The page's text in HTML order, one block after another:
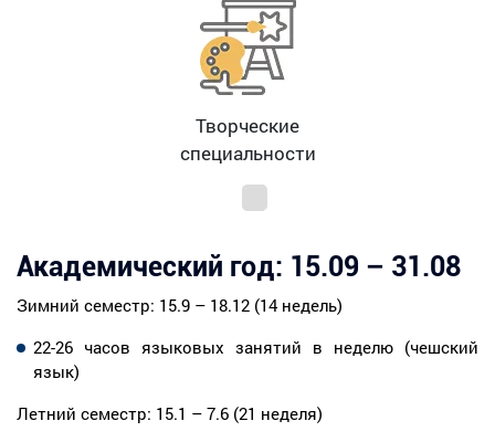
Творческие
специальности
Академический год: 15.09 – 31.08
Зимний семестр: 15.9 – 18.12 (14 недель)
22-26 часов языковых занятий в неделю (чешский
язык)
Летний семестр: 15.1 – 7.6 (21 неделя)